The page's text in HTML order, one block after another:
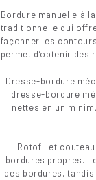
Bordure manuelle à
traditionnelle qui
façonner les
permet d’obtenir
Dresse-bordure
dresse-bordure
nettes en un
Rotofil et
bordures propres.
des bordures,